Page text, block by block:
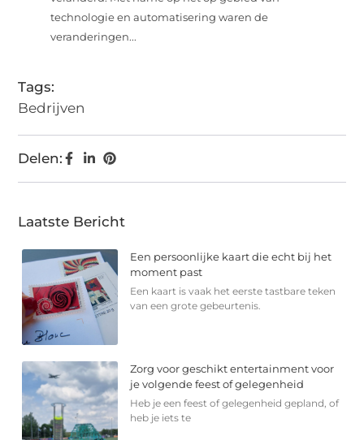
technologie en automatisering waren de
veranderingen...
Tags:
Bedrijven
Delen:
Laatste Bericht
Een persoonlijke kaart die echt bij het
moment past
Een kaart is vaak het eerste tastbare teken
van een grote gebeurtenis.
Zorg voor geschikt entertainment voor
je volgende feest of gelegenheid
Heb je een feest of gelegenheid gepland, of
heb je iets te